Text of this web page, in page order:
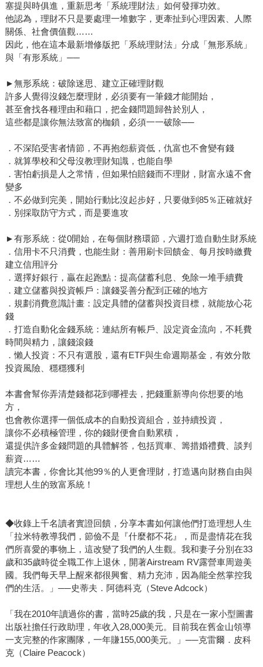
塞提與時俱進，重新思考「系統理財法」如何發揮功效。
他認為，理財不只是要處理一堆數字，更牽扯到心理因素、人際
關係、社會價值觀……
因此，他在這本最新增修版把「系統理財法」分成「無形系統」
與「有形系統」──
►無形系統：破除迷思、建立正確理財觀
許多人覺得沒錢怎麼理財，必須要有一筆錢才能開始，
甚至會找各種理由和藉口，把金錢問題歸咎於別人，
這些都是讓你無法致富的枷鎖，必須一一破除──
．不深陷受害者情節，不再抱怨薪資低，仇富也不會變有錢
．就算學校和父母沒教理財知識，也能自學
．害怕虧損是人之常情，但如果怕賠錢而不理財，財富永遠不會
變多
．不必做到完美，開始行動比沒起步好，只要做到85％正確就好
．別採取防守方式，而是要進攻
►有形系統：從0開始，在每個財務環節，六週打造自動生財系統
．信用卡不只消費，也能生財：善用刷卡回饋金、每月按時繳費
建立信用評分
．選擇好銀行，贏在起跑點：提高儲蓄利息、免除一堆手續費
．建立儲蓄與投資帳戶：讓錢妥善分配到正確的地方
．規劃消費意識計畫：設定具體的儲蓄與投資目標，就能放心花
錢
．打造自動化金錢系統：連結所有帳戶、設定資金流向，不耗費
時間與精力，讓錢滾錢
．懶人投資：不只有選股，還有ETF與生命週期基金，有效分散
投資風險、穩穩獲利
本書會幫你弄清楚錢都花到哪裡去，把錢重新導向你想要的地
方，
也會教你選擇一個低成本的自動投資組合，並持續投資，
讓你不必積極管理，你的錢財便會自動累積，
還提供許多金錢問題的具體解答，包括買車、籌措婚禮費、談判
薪資……
讀完本書，你會比其他99％的人更會理財，打造邁向財務自由與
理想人生的致富系統！
◆收錄上千名讀者實證回饋，分享本書如何讓他們打造理想人生
「拉米特教導我們，節儉不是『什麼都不花』，而是盡情花在我
們所喜愛的事物上，這改變了我們的人生觀。我和妻子分別在33
歲和35歲時從全職工作上退休，開著Airstream RV露營車周遊美
國。我們每天早上醒來都很興奮、精力充沛，因為能全然掌控我
們的生活。」──史蒂夫．阿德科克（Steve Adcock）
「我在2010年讀過你的書，當時25歲的我，只是在一家小型圖書
出版社擔任行政助理，年收入28,000美元。目前我在舊金山領導
一支完整的作家團隊，一年賺155,000美元。」──克雷爾．皮科
克（Claire Peacock）